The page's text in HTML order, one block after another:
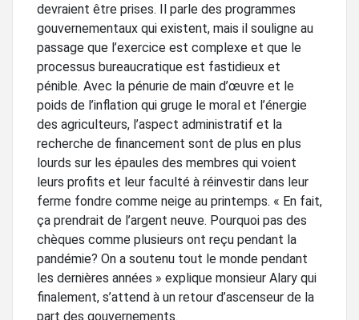
devraient être prises. Il parle des programmes
gouvernementaux qui existent, mais il souligne au
passage que l’exercice est complexe et que le
processus bureaucratique est fastidieux et
pénible. Avec la pénurie de main d’œuvre et le
poids de l’inflation qui gruge le moral et l’énergie
des agriculteurs, l’aspect administratif et la
recherche de financement sont de plus en plus
lourds sur les épaules des membres qui voient
leurs profits et leur faculté à réinvestir dans leur
ferme fondre comme neige au printemps. « En fait,
ça prendrait de l’argent neuve. Pourquoi pas des
chèques comme plusieurs ont reçu pendant la
pandémie? On a soutenu tout le monde pendant
les dernières années » explique monsieur Alary qui
finalement, s’attend à un retour d’ascenseur de la
part des gouvernements.